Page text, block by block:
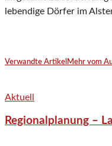
lebendige Dörfer im
Verwandte Artikel Mehr vom
Aktuell
Regionalplanung –